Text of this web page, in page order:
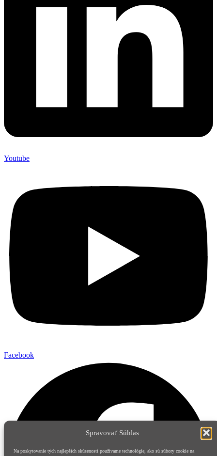
Spravovať Súhlas
Na poskytovanie tých najlepších skúseností používame technológie, ako sú súbory cookie na
Youtube
Facebook